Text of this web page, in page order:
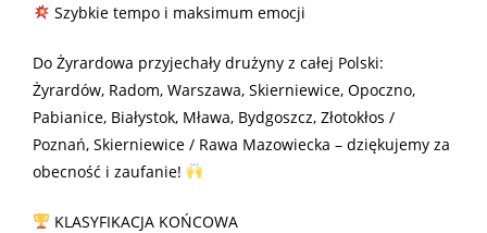
Szybkie tempo i maksimum emocji
Do Żyrardowa przyjechały drużyny z całej Polski:
Żyrardów, Radom, Warszawa, Skierniewice, Opoczno,
Pabianice, Białystok, Mława, Bydgoszcz, Złotokłos /
Poznań, Skierniewice / Rawa Mazowiecka – dziękujemy za
obecność i zaufanie!
KLASYFIKACJA KOŃCOWA